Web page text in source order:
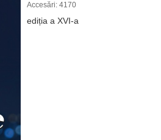
Accesări: 4170
ediția a XVI-a